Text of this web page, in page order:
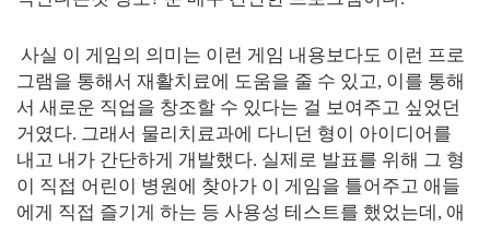
사실 이 게임의 의미는 이런 게임 내용보다도 이런 프로
그램을 통해서 재활치료에 도움을 줄 수 있고, 이를 통해
서 새로운 직업을 창조할 수 있다는 걸 보여주고 싶었던
거였다. 그래서 물리치료과에 다니던 형이 아이디어를
내고 내가 간단하게 개발했다. 실제로 발표를 위해 그 형
이 직접 어린이 병원에 찾아가 이 게임을 틀어주고 애들
에게 직접 즐기게 하는 등 사용성 테스트를 했었는데, 애